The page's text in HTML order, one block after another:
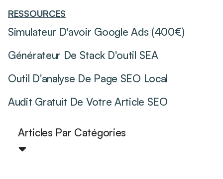
RESSOURCES
Simulateur D'avoir Google Ads (400€)
Générateur De Stack D'outil SEA
Outil D'analyse De Page SEO Local
Audit Gratuit De Votre Article SEO
Articles Par Catégories